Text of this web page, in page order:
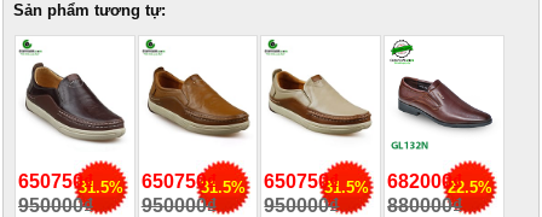
Sản phẩm tương tự:
650750₫
950000₫
31.5%
650750₫
950000₫
31.5%
650750₫
950000₫
31.5%
682000₫
880000₫
22.5%